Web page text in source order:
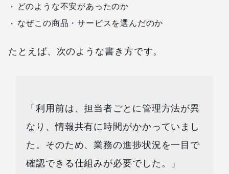
どのような不安があったのか
なぜこの商品・サービスを選んだのか
たとえば、次のような書き方です。
「利用前は、担当者ごとに管理方法が異
なり、情報共有に時間がかかっていまし
た。そのため、業務の進捗状況を一目で
確認できる仕組みが必要でした。」